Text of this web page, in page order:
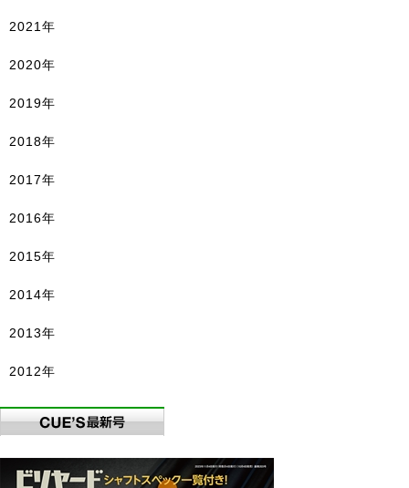
2021年
2020年
2019年
2018年
2017年
2016年
2015年
2014年
2013年
2012年